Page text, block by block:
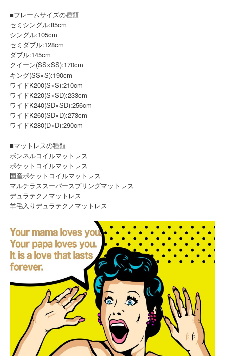
■フレームサイズの種類
セミシングル:85cm
シングル:105cm
セミダブル:128cm
ダブル:145cm
クイーン(SS×SS):170cm
キング(SS×S):190cm
ワイドK200(S×S):210cm
ワイドK220(S×SD):233cm
ワイドK240(SD×SD):256cm
ワイドK260(SD×D):273cm
ワイドK280(D×D):290cm
■マットレスの種類
ボンネルコイルマットレス
ポケットコイルマットレス
国産ポケットコイルマットレス
マルチラススーパースプリングマットレス
デュラテクノマットレス
羊毛入りデュラテクノマットレス